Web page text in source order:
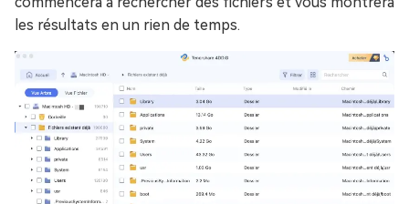
les résultats en un rien de temps.